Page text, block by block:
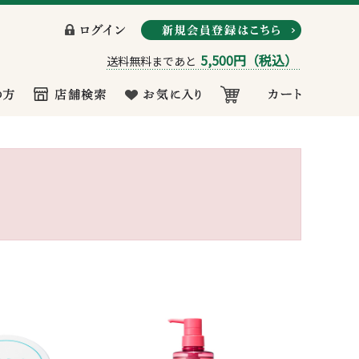
送料無料まであと 5,500円 （税込）